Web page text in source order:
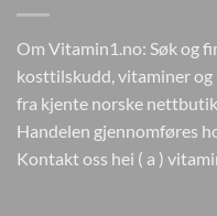
Om Vitamin1.no: Søk og
kosttilskudd, vitaminer
fra kjente norske
Handelen gjennomføres
Kontakt oss hei ( a )